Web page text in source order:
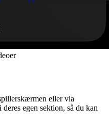
eller via
egen sektion, så du kan